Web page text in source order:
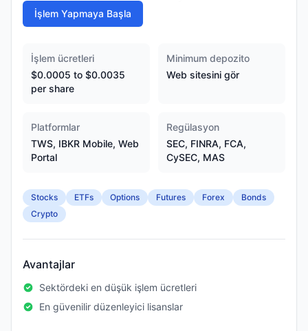
İşlem Yapmaya Başla
İşlem ücretleri
$0.0005 to $0.0035
per share
Minimum depozito
Web sitesini gör
Platformlar
TWS, IBKR Mobile, Web
Portal
Regülasyon
SEC, FINRA, FCA,
CySEC, MAS
Stocks ETFs Options Futures Forex
Bonds
Crypto
Avantajlar
Sektördeki en düşük işlem ücretleri
En güvenilir düzenleyici lisanslar